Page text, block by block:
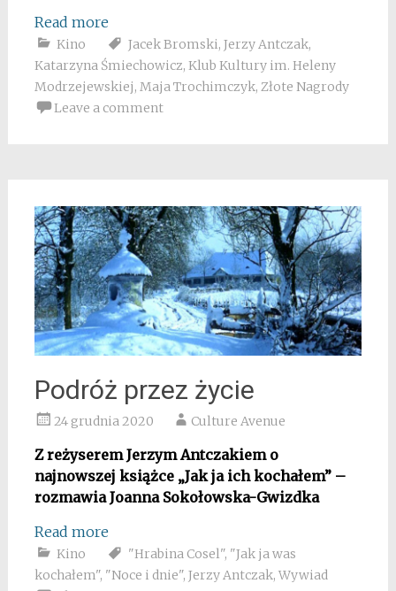
Read more
Kino Jacek Bromski, Jerzy Antczak,
Katarzyna Śmiechowicz, Klub Kultury im. Heleny
Modrzejewskiej, Maja Trochimczyk, Złote Nagrody
Leave a comment
Podróż przez życie
24 grudnia 2020 Culture Avenue
Z reżyserem Jerzym Antczakiem o
najnowszej książce „Jak ja ich kochałem” –
rozmawia Joanna Sokołowska-Gwizdka
Read more
Kino "Hrabina Cosel", "Jak ja was
kochałem", "Noce i dnie", Jerzy Antczak, Wywiad